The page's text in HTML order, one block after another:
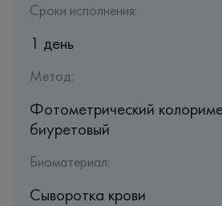
Сроки исполнения:
1 день
Метод:
Фотометрический
биуретовый
Биоматериал:
Сыворотка крови